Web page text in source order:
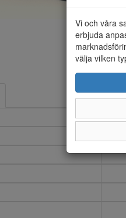
Vi och våra
erbjuda
välja vilken